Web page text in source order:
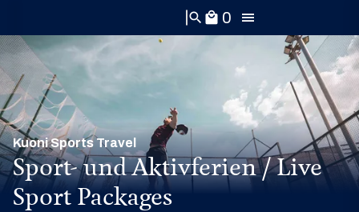
search local_mall 0
Kuoni Sports Travel
Sport- und Aktivferien / Live
Sport Packages